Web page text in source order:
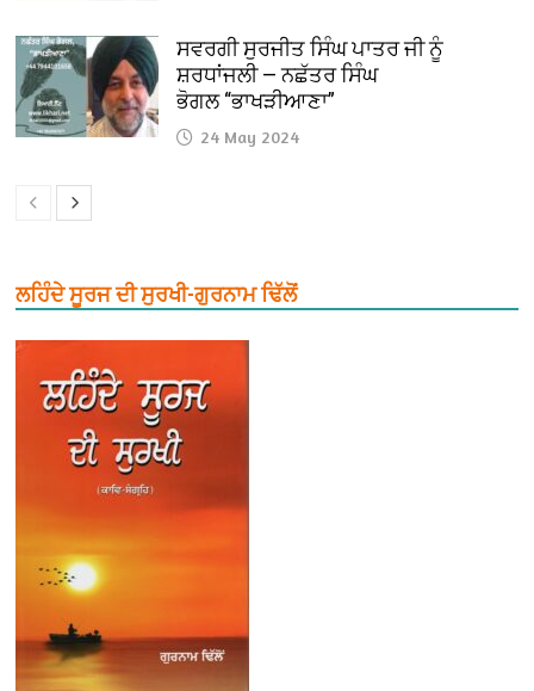
ਸਵਰਗੀ ਸੁਰਜੀਤ ਸਿੰਘ ਪਾਤਰ ਜੀ ਨੂੰ
ਸ਼ਰਧਾਂਜਲੀ — ਨਛੱਤਰ ਸਿੰਘ
ਭੋਗਲ “ਭਾਖੜੀਆਣਾ”
24 May 2024
ਲਹਿੰਦੇ ਸੂਰਜ ਦੀ ਸੁਰਖੀ-ਗੁਰਨਾਮ ਢਿੱਲੋਂ